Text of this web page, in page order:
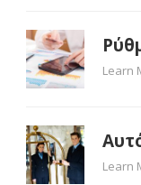
Learn
Learn